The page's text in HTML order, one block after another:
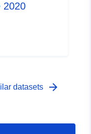
2020
datasets arrow_forward